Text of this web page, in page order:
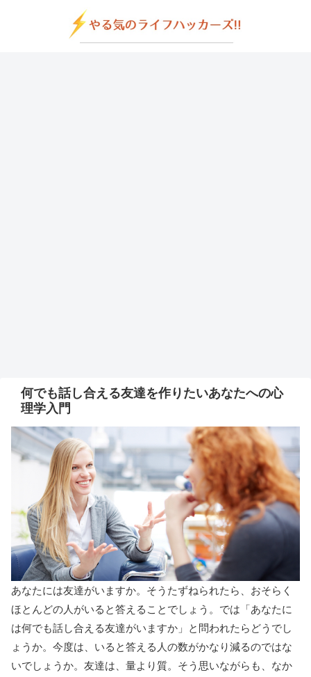
何でも話し合える友達を作りたいあなたへの心
理学入門
あなたには友達がいますか。そうたずねられたら、おそらく
ほとんどの人がいると答えることでしょう。では「あなたに
は何でも話し合える友達がいますか」と問われたらどうでし
ょうか。今度は、いると答える人の数がかなり減るのではな
いでしょうか。友達は、量より質。そう思いながらも、なか